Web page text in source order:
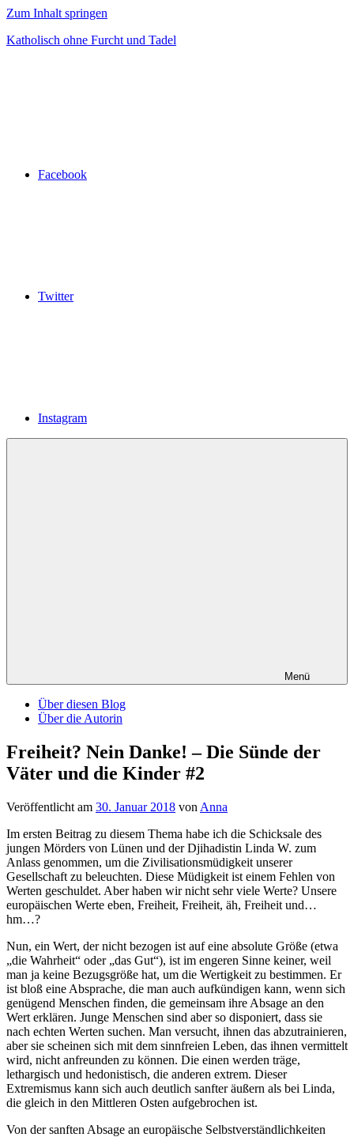
Zum Inhalt springen
Katholisch ohne Furcht und Tadel
Facebook
Twitter
Instagram
Menü
Über diesen Blog
Über die Autorin
Freiheit? Nein Danke! – Die Sünde der
Väter und die Kinder #2
Veröffentlicht am 30. Januar 2018 von Anna
Im ersten Beitrag zu diesem Thema habe ich die Schicksale des
jungen Mörders von Lünen und der Djihadistin Linda W. zum
Anlass genommen, um die Zivilisationsmüdigkeit unserer
Gesellschaft zu beleuchten. Diese Müdigkeit ist einem Fehlen von
Werten geschuldet. Aber haben wir nicht sehr viele Werte? Unsere
europäischen Werte eben, Freiheit, Freiheit, äh, Freiheit und…
hm…?
Nun, ein Wert, der nicht bezogen ist auf eine absolute Größe (etwa
„die Wahrheit“ oder „das Gut“), ist im engeren Sinne keiner, weil
man ja keine Bezugsgröße hat, um die Wertigkeit zu bestimmen. Er
ist bloß eine Absprache, die man auch aufkündigen kann, wenn sich
genügend Menschen finden, die gemeinsam ihre Absage an den
Wert erklären. Junge Menschen sind aber so disponiert, dass sie
nach echten Werten suchen. Man versucht, ihnen das abzutrainieren,
aber sie scheinen sich mit dem sinnfreien Leben, das ihnen vermittelt
wird, nicht anfreunden zu können. Die einen werden träge,
lethargisch und hedonistisch, die anderen extrem. Dieser
Extremismus kann sich auch deutlich sanfter äußern als bei Linda,
die gleich in den Mittleren Osten aufgebrochen ist.
Von der sanften Absage an europäische Selbstverständlichkeiten